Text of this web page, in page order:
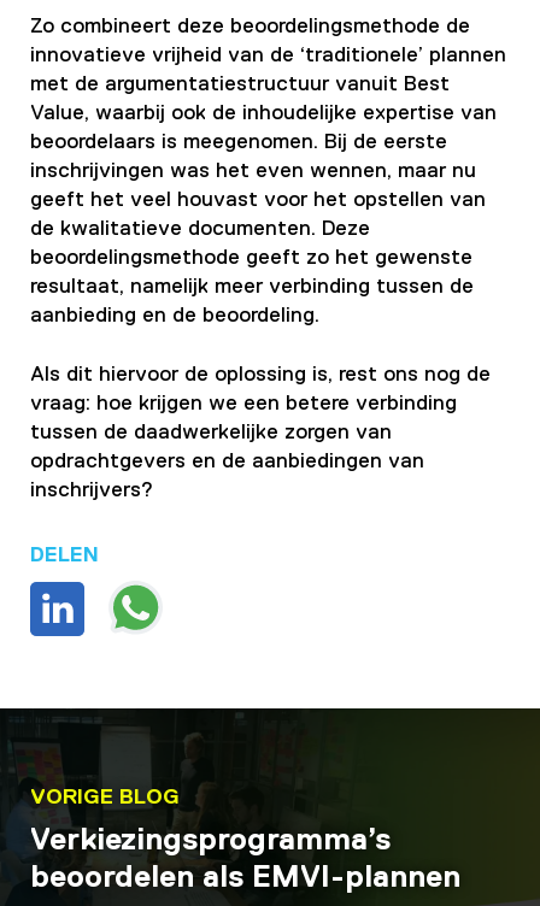
Zo combineert deze beoordelingsmethode de
innovatieve vrijheid van de ‘traditionele’ plannen
met de argumentatiestructuur vanuit Best
Value, waarbij ook de inhoudelijke expertise van
beoordelaars is meegenomen. Bij de eerste
inschrijvingen was het even wennen, maar nu
geeft het veel houvast voor het opstellen van
de kwalitatieve documenten. Deze
beoordelingsmethode geeft zo het gewenste
resultaat, namelijk meer verbinding tussen de
aanbieding en de beoordeling.
Als dit hiervoor de oplossing is, rest ons nog de
vraag: hoe krijgen we een betere verbinding
tussen de daadwerkelijke zorgen van
opdrachtgevers en de aanbiedingen van
inschrijvers?
DELEN
VORIGE BLOG
Verkiezingsprogramma’s
beoordelen als EMVI-plannen